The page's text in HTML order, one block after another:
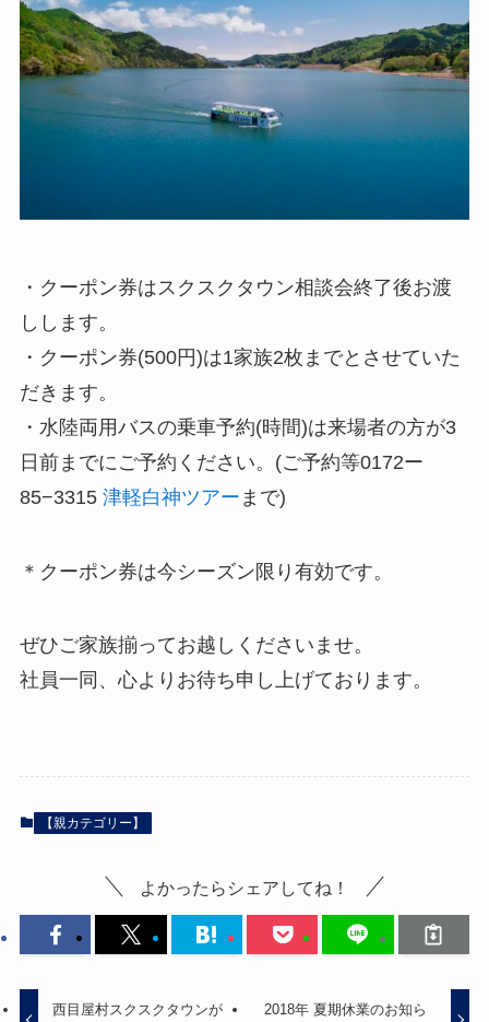
・クーポン券はスクスクタウン相談会終了後お渡
しします。
・クーポン券(500円)は1家族2枚までとさせていた
だきます。
・水陸両用バスの乗車予約(時間)は来場者の方が3
日前までにご予約ください。(ご予約等0172ー
85−3315 津軽白神ツアー まで)
＊クーポン券は今シーズン限り有効です。
ぜひご家族揃ってお越しくださいませ。
社員一同、心よりお待ち申し上げております。
【親カテゴリー】
よかったらシェアしてね！
西目屋村スクスクタウンが
2018年 夏期休業のお知ら